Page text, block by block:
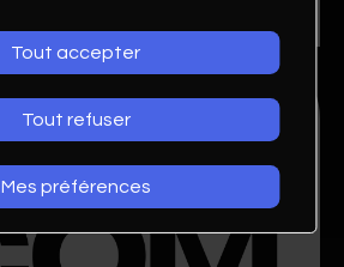
Tout accepter
Tout refuser
Mes préférences